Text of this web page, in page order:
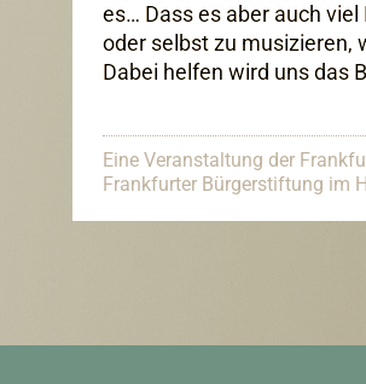
es… Dass es aber auch
oder selbst zu musizieren,
Dabei helfen wird uns das
Eine Veranstaltung der
Frankfurter Bürgerstiftung im